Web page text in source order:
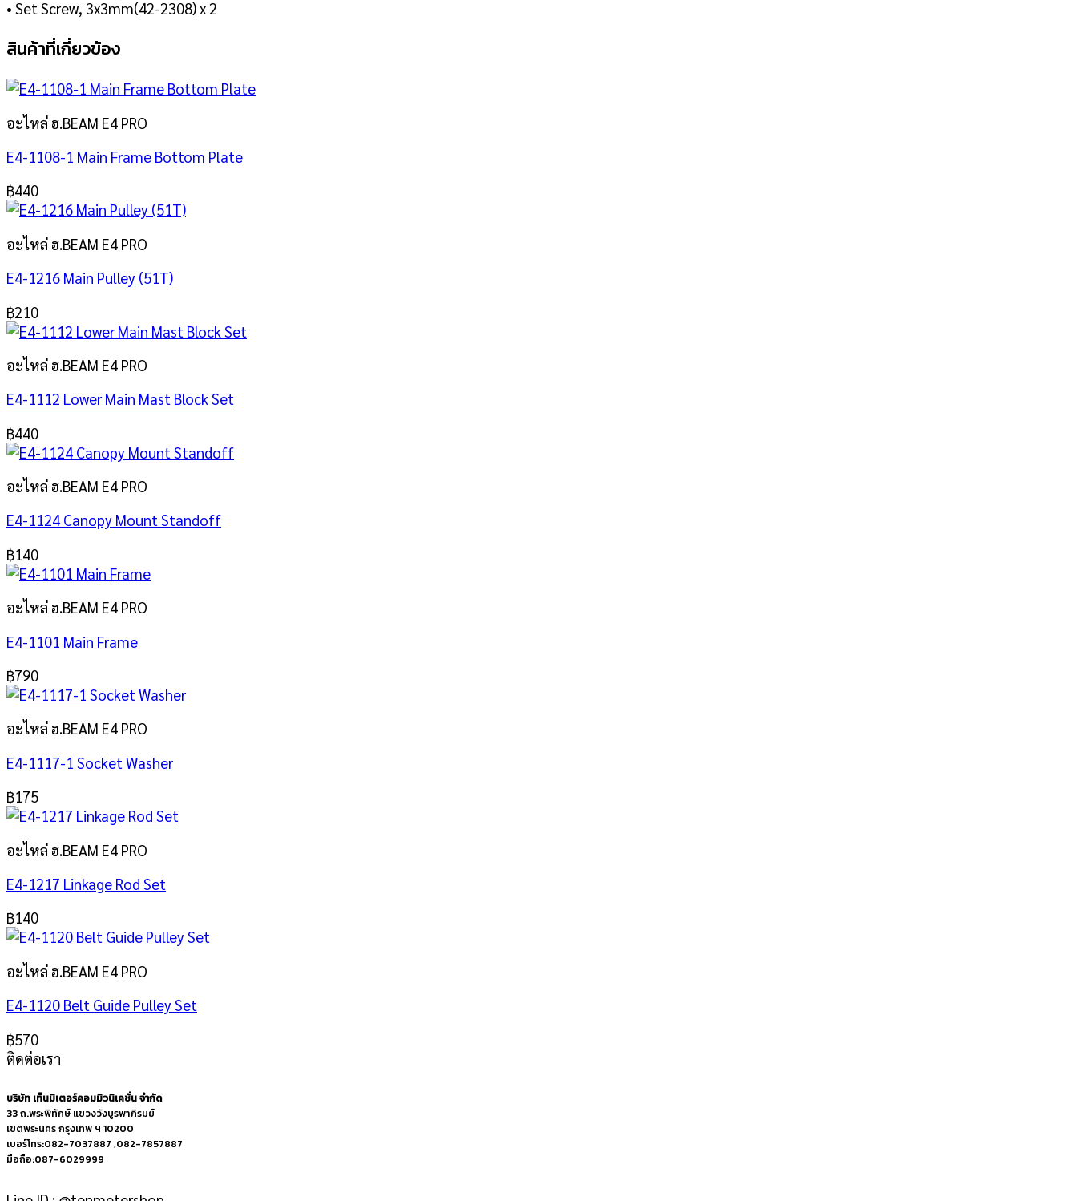
• Set Screw, 3x3mm(42-2308) x 2
สินค้าที่เกี่ยวข้อง
อะไหล่ ฮ.BEAM E4 PRO
E4-1108-1 Main Frame Bottom Plate
฿440
อะไหล่ ฮ.BEAM E4 PRO
E4-1216 Main Pulley (51T)
฿210
อะไหล่ ฮ.BEAM E4 PRO
E4-1112 Lower Main Mast Block Set
฿440
อะไหล่ ฮ.BEAM E4 PRO
E4-1124 Canopy Mount Standoff
฿140
อะไหล่ ฮ.BEAM E4 PRO
E4-1101 Main Frame
฿790
อะไหล่ ฮ.BEAM E4 PRO
E4-1117-1 Socket Washer
฿175
อะไหล่ ฮ.BEAM E4 PRO
E4-1217 Linkage Rod Set
฿140
อะไหล่ ฮ.BEAM E4 PRO
E4-1120 Belt Guide Pulley Set
฿570
ติดต่อเรา
บริษัท เท็นมิเตอร์คอมมิวนิเคชั่น จำกัด
33 ถ.พระพิทักษ์ แขวงวังบูรพาภิรมย์
เขตพระนคร กรุงเทพ ฯ 10200
เบอร์โทร:082-7037887 ,082-7857887
มือถือ:087-6029999